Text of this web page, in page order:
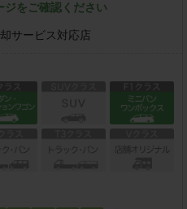
ジをご確認ください
サービス対応店